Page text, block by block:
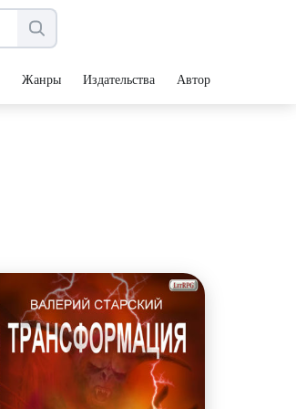
Жанры Издательства Авторы